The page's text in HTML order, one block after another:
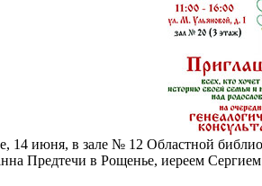
14 июня, в зале № 12 Областной
Предтечи в Рощенье, иереем